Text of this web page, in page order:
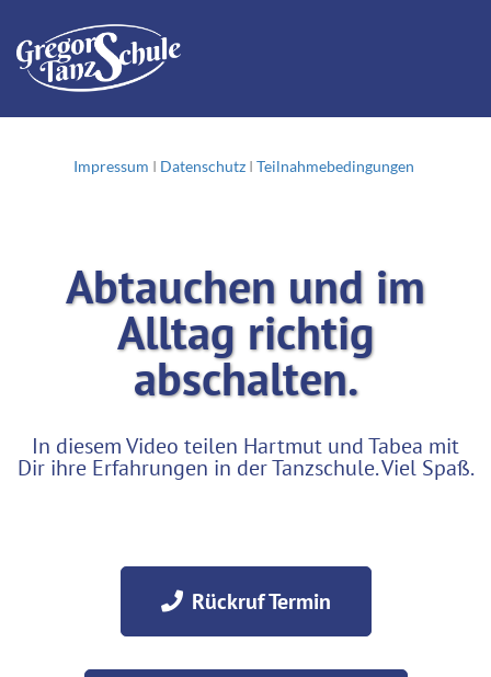
Impressum I Datenschutz I Teilnahmebedingungen
Abtauchen und im
Alltag richtig
abschalten.
In diesem Video teilen Hartmut und Tabea mit
Dir ihre Erfahrungen in der Tanzschule. Viel Spaß.
Rückruf Termin